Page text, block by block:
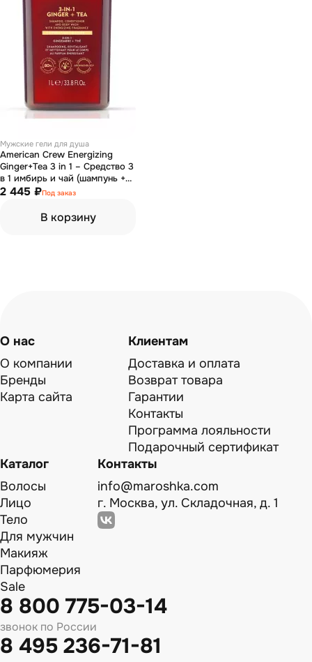
Мужские гели для душа
American Crew Energizing
Ginger+Tea 3 in 1 – Средство 3
в 1 имбирь и чай (шампунь +
кондиционер + гель для душа)
2 445 ₽Под заказ
В корзину
О нас
О компании
Бренды
Карта сайта
Клиентам
Доставка и оплата
Возврат товара
Гарантии
Контакты
Программа лояльности
Подарочный сертификат
Каталог
Волосы
Лицо
Тело
Для мужчин
Макияж
Парфюмерия
Sale
Контакты
info@maroshka.com
г. Москва, ул. Складочная, д. 1
8 800 775-03-14
звонок по России
8 495 236-71-81